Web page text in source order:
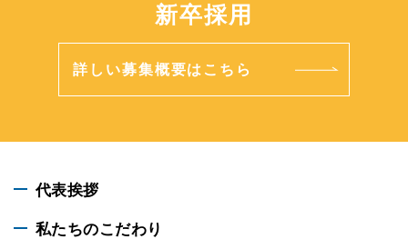
新卒採用
詳しい募集概要はこちら
代表挨拶
私たちのこだわり